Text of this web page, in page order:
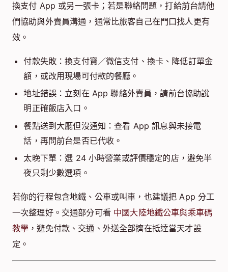
換支付 App 或另一張卡；若是聯絡問題，打給前台請他
們協助與外賣員溝通，通常比旅客自己在門口找人更有
效。
付款失敗：換支付寶／微信支付、換卡、降低訂單金
額，或改用現場可付款的餐廳。
地址錯誤：立刻在 App 聯絡外賣員，請前台協助說
明正確飯店入口。
餐點送到大廳但沒通知：查看 App 訊息與未接電
話，再問前台是否已代收。
太晚下單：選 24 小時營業或評價穩定的店，避免半
夜只剩少數選項。
若你的行程包含地鐵、公車或叫車，也建議把 App 分工
一次整理好。交通部分可看 中國大陸地鐵公車與乘車碼
教學 ，避免付款、交通、外送全部擠在抵達當天才設
定。